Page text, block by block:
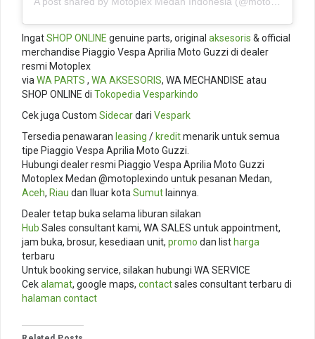
IngatSHOP ONLINE genuine parts, original aksesoris & official
merchandise Piaggio Vespa Aprilia Moto Guzzi di dealer
resmi Motoplex
viaWA PARTS , WA AKSESORIS, WA MECHANDISE atau
SHOP ONLINE di TokopediaVesparkindo
Cek juga Custom Sidecardari Vespark
Tersedia penawaran leasing / kreditmenarik untuk semua
tipe Piaggio Vespa Aprilia Moto Guzzi.
Hubungi dealer resmi Piaggio Vespa Aprilia Moto Guzzi
Motoplex Medan @motoplexindo untuk pesanan Medan,
Aceh, Riau dan lluar kotaSumut lainnya.
Dealer tetap buka selama liburan silakan
Hub Sales consultant kami, WA SALES untuk appointment,
jam buka, brosur, kesediaan unit, promo dan list harga
terbaru
Untuk booking service, silakan hubungi WA SERVICE
Cekalamat, google maps, contactsales consultant terbaru di
halaman contact